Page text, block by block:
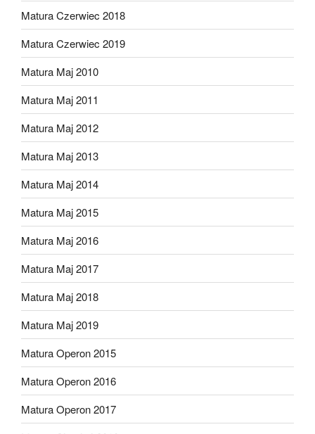
Matura Czerwiec 2018
Matura Czerwiec 2019
Matura Maj 2010
Matura Maj 2011
Matura Maj 2012
Matura Maj 2013
Matura Maj 2014
Matura Maj 2015
Matura Maj 2016
Matura Maj 2017
Matura Maj 2018
Matura Maj 2019
Matura Operon 2015
Matura Operon 2016
Matura Operon 2017